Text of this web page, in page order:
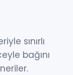
sınırlı
bağını